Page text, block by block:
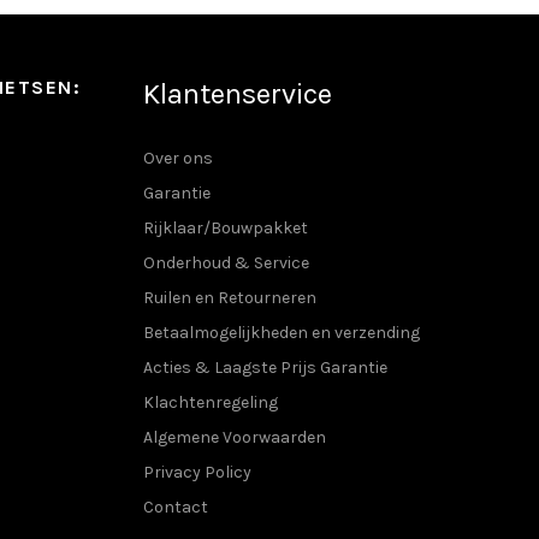
productpagina
Klantenservice
Over ons
Garantie
Rijklaar/Bouwpakket
Onderhoud & Service
Ruilen en Retourneren
Betaalmogelijkheden en verzending
Acties & Laagste Prijs Garantie
Klachtenregeling
Algemene Voorwaarden
Privacy Policy
Contact